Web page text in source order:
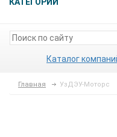
Каталог
Главная УзДЭУ-Моторс